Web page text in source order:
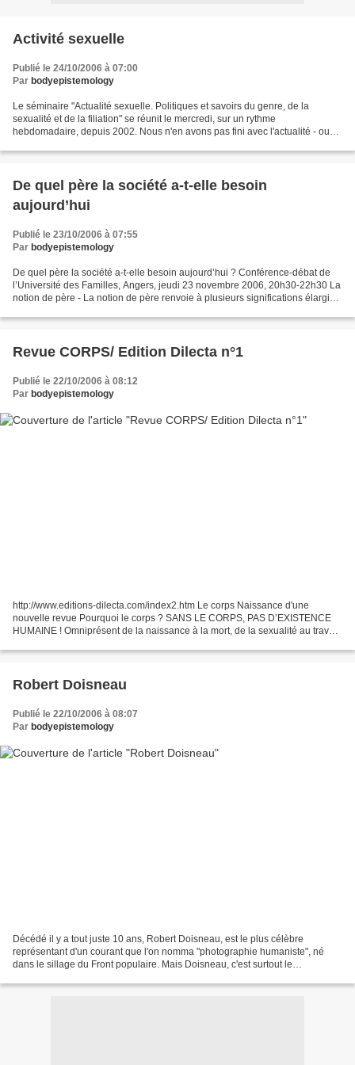
Activité sexuelle
Publié le 24/10/2006 à 07:00
Par bodyepistemology
Le séminaire "Actualité sexuelle. Politiques et savoirs du genre, de la
sexualité et de la filiation" se réunit le mercredi, sur un rythme
hebdomadaire, depuis 2002. Nous n'en avons pas fini avec l'actualité - ou
De quel père la société a-t-elle besoin
aujourd’hui
Publié le 23/10/2006 à 07:55
Par bodyepistemology
De quel père la société a-t-elle besoin aujourd’hui ? Conférence-débat de
l’Université des Familles, Angers, jeudi 23 novembre 2006, 20h30-22h30 La
notion de père - La notion de père renvoie à plusieurs significations élargies
Revue CORPS/ Edition Dilecta n°1
Publié le 22/10/2006 à 08:12
Par bodyepistemology
http://www.editions-dilecta.com/index2.htm Le corps Naissance d'une
nouvelle revue Pourquoi le corps ? SANS LE CORPS, PAS D’EXISTENCE
HUMAINE ! Omniprésent de la naissance à la mort, de la sexualité au travail,
Robert Doisneau
Publié le 22/10/2006 à 08:07
Par bodyepistemology
Décédé il y a tout juste 10 ans, Robert Doisneau, est le plus célèbre
représentant d'un courant que l'on nomma "photographie humaniste", né
dans le sillage du Front populaire. Mais Doisneau, c'est surtout le